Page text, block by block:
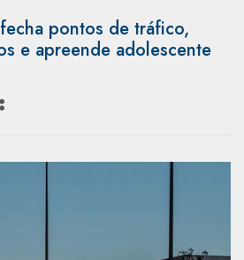
pontos de tráfico,
e apreende adolescente